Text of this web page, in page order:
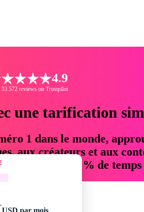
4.9
572 reviews on Trustpilot
une tarification
1 dans le monde,
aux créateurs et aux
jusqu'à 76 % de temps